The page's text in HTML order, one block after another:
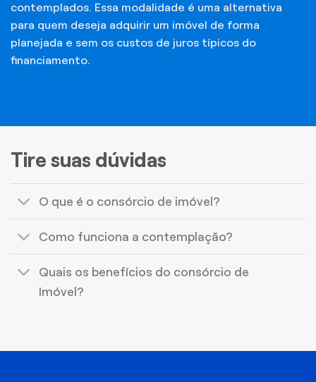
contemplados. Essa modalidade é uma alternativa
para quem deseja adquirir um imóvel de forma
planejada e sem os custos de juros típicos do
financiamento.
Tire suas dúvidas
O que é o consórcio de imóvel?
Como funciona a contemplação?
Quais os benefícios do consórcio de
Imóvel?